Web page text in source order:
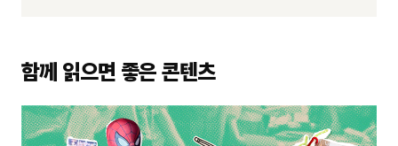
함께 읽으면 좋은 콘텐츠